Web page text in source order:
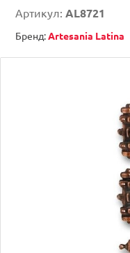
Артикул: AL8721
Бренд:Artesania Latina